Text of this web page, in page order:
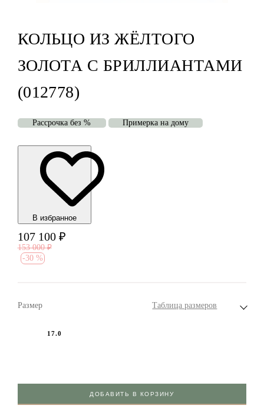
КОЛЬЦО ИЗ ЖЁЛТОГО
ЗОЛОТА С БРИЛЛИАНТАМИ
(012778)
Рассрочка без % Примерка на дому
В избранноe
107 100 ₽
153 000 ₽
-30 %
Размер Таблица размеров
17.0
ДОБАВИТЬ В КОРЗИНУ